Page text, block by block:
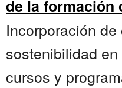
de la formación
Incorporación
sostenibilidad
cursos y